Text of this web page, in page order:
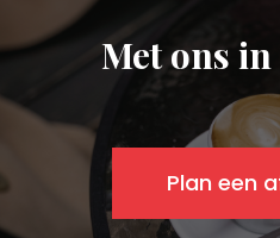
Met ons
Plan een